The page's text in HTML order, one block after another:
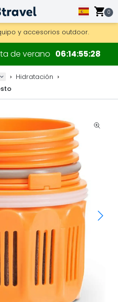
0
90 días para mapas de madera
y accesorios outdoor.
de verano 06145528
Hidratación